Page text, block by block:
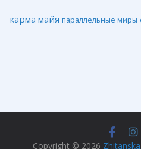
карма майя параллельные миры
Copyright © 2026